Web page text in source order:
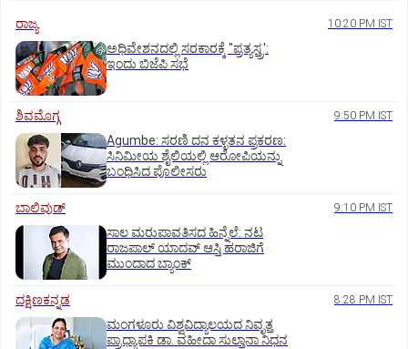
ರಾಜ್ಯ 10:20 PM IST
ಅಧಿವೇಶನದಲ್ಲಿ ಸರಕಾರಕ್ಕೆ "ಪ್ರತ್ಯಸ್ತ್ರ':
ಇಂದು ಬಿಜೆಪಿ ಸಭೆ
ಶಿವಮೊಗ್ಗ 9:50 PM IST
Agumbe: ಸರಣಿ ದನ ಕಳ್ಳತನ ಪ್ರಕರಣ:
ಸಿನಿಮೀಯ ಶೈಲಿಯಲ್ಲಿ ಆರೋಪಿಯನ್ನು
ಬಂಧಿಸಿದ ಪೊಲೀಸರು
ಬಾಲಿವುಡ್‌ 9:10 PM IST
ಸಾಲ ಮರುಪಾವತಿಸದ ಹಿನ್ನೆಲೆ: ನಟ
ರಾಜಪಾಲ್ ಯಾದವ್‌ ಆಸ್ತಿ ಹರಾಜಿಗೆ
ಮುಂದಾದ ಬ್ಯಾಂಕ್
ದಕ್ಷಿಣಕನ್ನಡ 8:28 PM IST
ಮಂಗಳೂರು ವಿಶ್ವವಿದ್ಯಾಲಯದ ನಿವೃತ್ತ
ಪ್ರಾಧ್ಯಾಪಕಿ ಡಾ. ವಹೀದಾ ಸುಲ್ತಾನಾ ನಿಧನ